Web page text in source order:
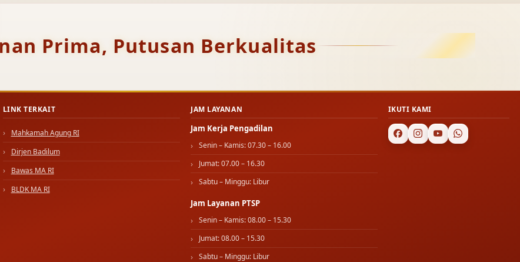
Prima, Putusan Berkualitas
LINK TERKAIT
Mahkamah Agung RI
Dirjen Badilum
Bawas MA RI
BLDK MA RI
JAM LAYANAN
Jam Kerja Pengadilan
Senin – Kamis: 07.30 – 16.00
Jumat: 07.00 – 16.30
Sabtu – Minggu: Libur
Jam Layanan PTSP
Senin – Kamis: 08.00 – 15.30
Jumat: 08.00 – 15.30
Sabtu – Minggu: Libur
IKUTI KAMI